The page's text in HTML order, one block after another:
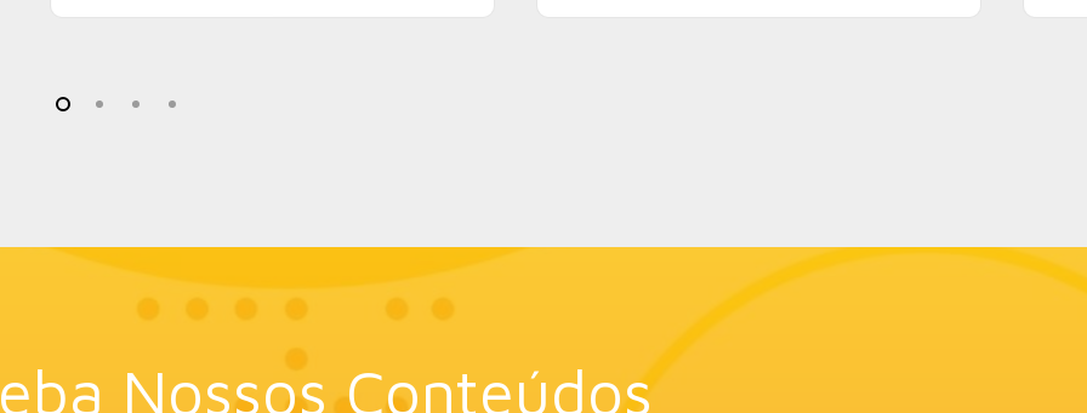
Nossos Conteúdos